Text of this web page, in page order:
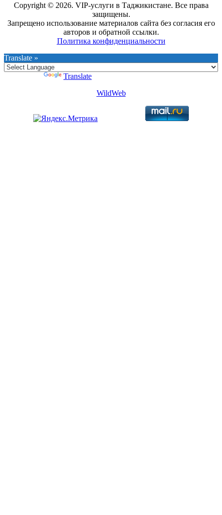
Copyright © 2026. VIP-услуги в Таджикистане. Все права
защищены.
Запрещено использование материалов сайта без согласия его
авторов и обратной ссылки.
Политика конфиденциальности
Translate »
Translate
WildWeb